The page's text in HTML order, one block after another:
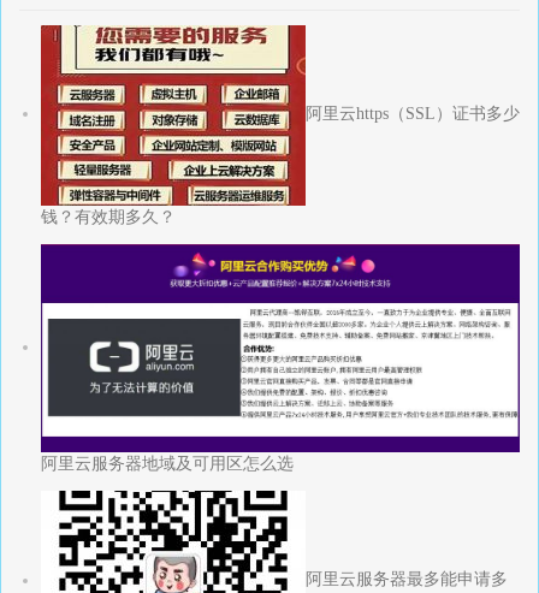
阿里云https（SSL）证书多少
钱？有效期多久？
阿里云服务器地域及可用区怎么选
阿里云服务器最多能申请多